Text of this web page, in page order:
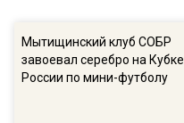
Мытищинский клуб СОБР
завоевал серебро на Кубке
России по мини-футболу